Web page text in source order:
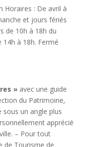
Horaires : De avril à
et jours fériés
de 10h à 18h du
à 18h. Fermé
» avec une guide
du Patrimoine,
un angle plus
apprécié
– Pour tout
de Tourisme de